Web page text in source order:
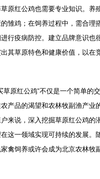
原红公鸡也需要专业知识。养
雏鸡；在饲养过程中，需合理
行疫病防控。建立品牌意识也
其草原特色和健康价值，以在
草原红公鸡”不仅是一个简单的
产品的渴望和农林牧副渔产业
来说，深入挖掘草原红公鸡的
这一领域实现可持续的发展。
禽饲养或许会成为北京农林牧